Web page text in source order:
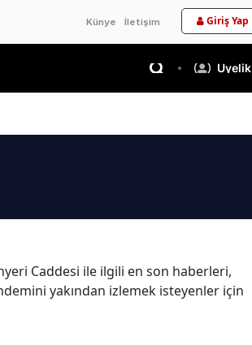
Künye İletişim Giriş Yap
Üyelik
Caddesi ile ilgili en son haberleri,
yakından izlemek isteyenler için